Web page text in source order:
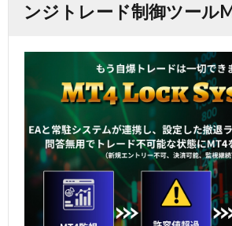
ンジトレード制御ツール